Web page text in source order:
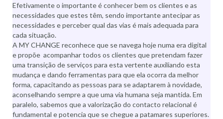
Efetivamente o importante é conhecer bem os clientes e as
necessidades que estes têm, sendo importante antecipar as
necessidades e perceber qual das vias é mais adequada para
cada situação.
A MY CHANGE reconhece que se navega hoje numa era digital
e propõe acompanhar todos os clientes que pretendam fazer
uma transição de serviços para esta vertente auxiliando esta
mudança e dando ferramentas para que ela ocorra da melhor
forma, capacitando as pessoas para se adaptarem à novidade,
aconselhando sempre a que uma via humana seja mantida. Em
paralelo, sabemos que a valorização do contacto relacional é
fundamental e potencia que se chegue a patamares superiores.